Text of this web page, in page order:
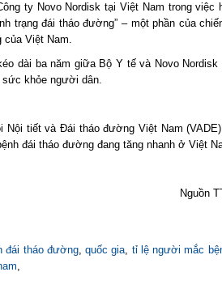
ty Novo Nordisk tại Việt Nam trong việc
trạng đái tháo đường” – một phần của
của Việt Nam.
dài ba năm giữa Bộ Y tế và Novo Nordisk
sức khỏe người dân.
tiết và Đái tháo đường Việt Nam
đái tháo đường đang tăng nhanh ở Việt
Nguồn
đái tháo đường,quốc gia, tỉ lệ người mắc
,